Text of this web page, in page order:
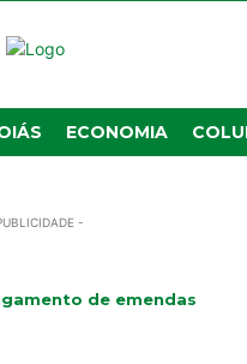
ECONOMIA
-
de emendas